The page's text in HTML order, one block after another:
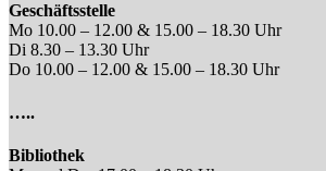
Geschäftsstelle
Mo 10.00 – 12.00 & 15.00 – 18.30 Uhr
Di 8.30 – 13.30 Uhr
Do 10.00 – 12.00 & 15.00 – 18.30 Uhr
…..
Bibliothek